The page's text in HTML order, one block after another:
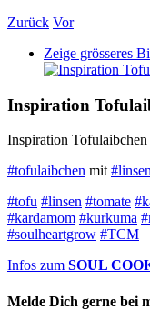
Zurück Vor
Zeige grösseres
Inspiration
Inspiration
#tofulaibchen mit
#tofu #linsen #tomate
#kardamom #kurkuma
#soulheartgrow #TCM
Infos zum SOUL
Melde Dich gerne bei